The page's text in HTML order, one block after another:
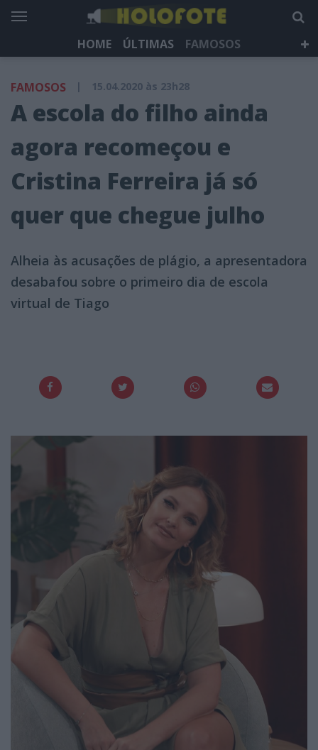
HOME ÚLTIMAS
FAMOSOS
HOLOFOTE TV
NEWSLETTER
FAMOSOS | 15.04.2020 às 23h28
A escola do filho ainda
agora recomeçou e
Cristina Ferreira já só
quer que chegue julho
Alheia às acusações de plágio, a apresentadora
desabafou sobre o primeiro dia de escola
virtual de Tiago